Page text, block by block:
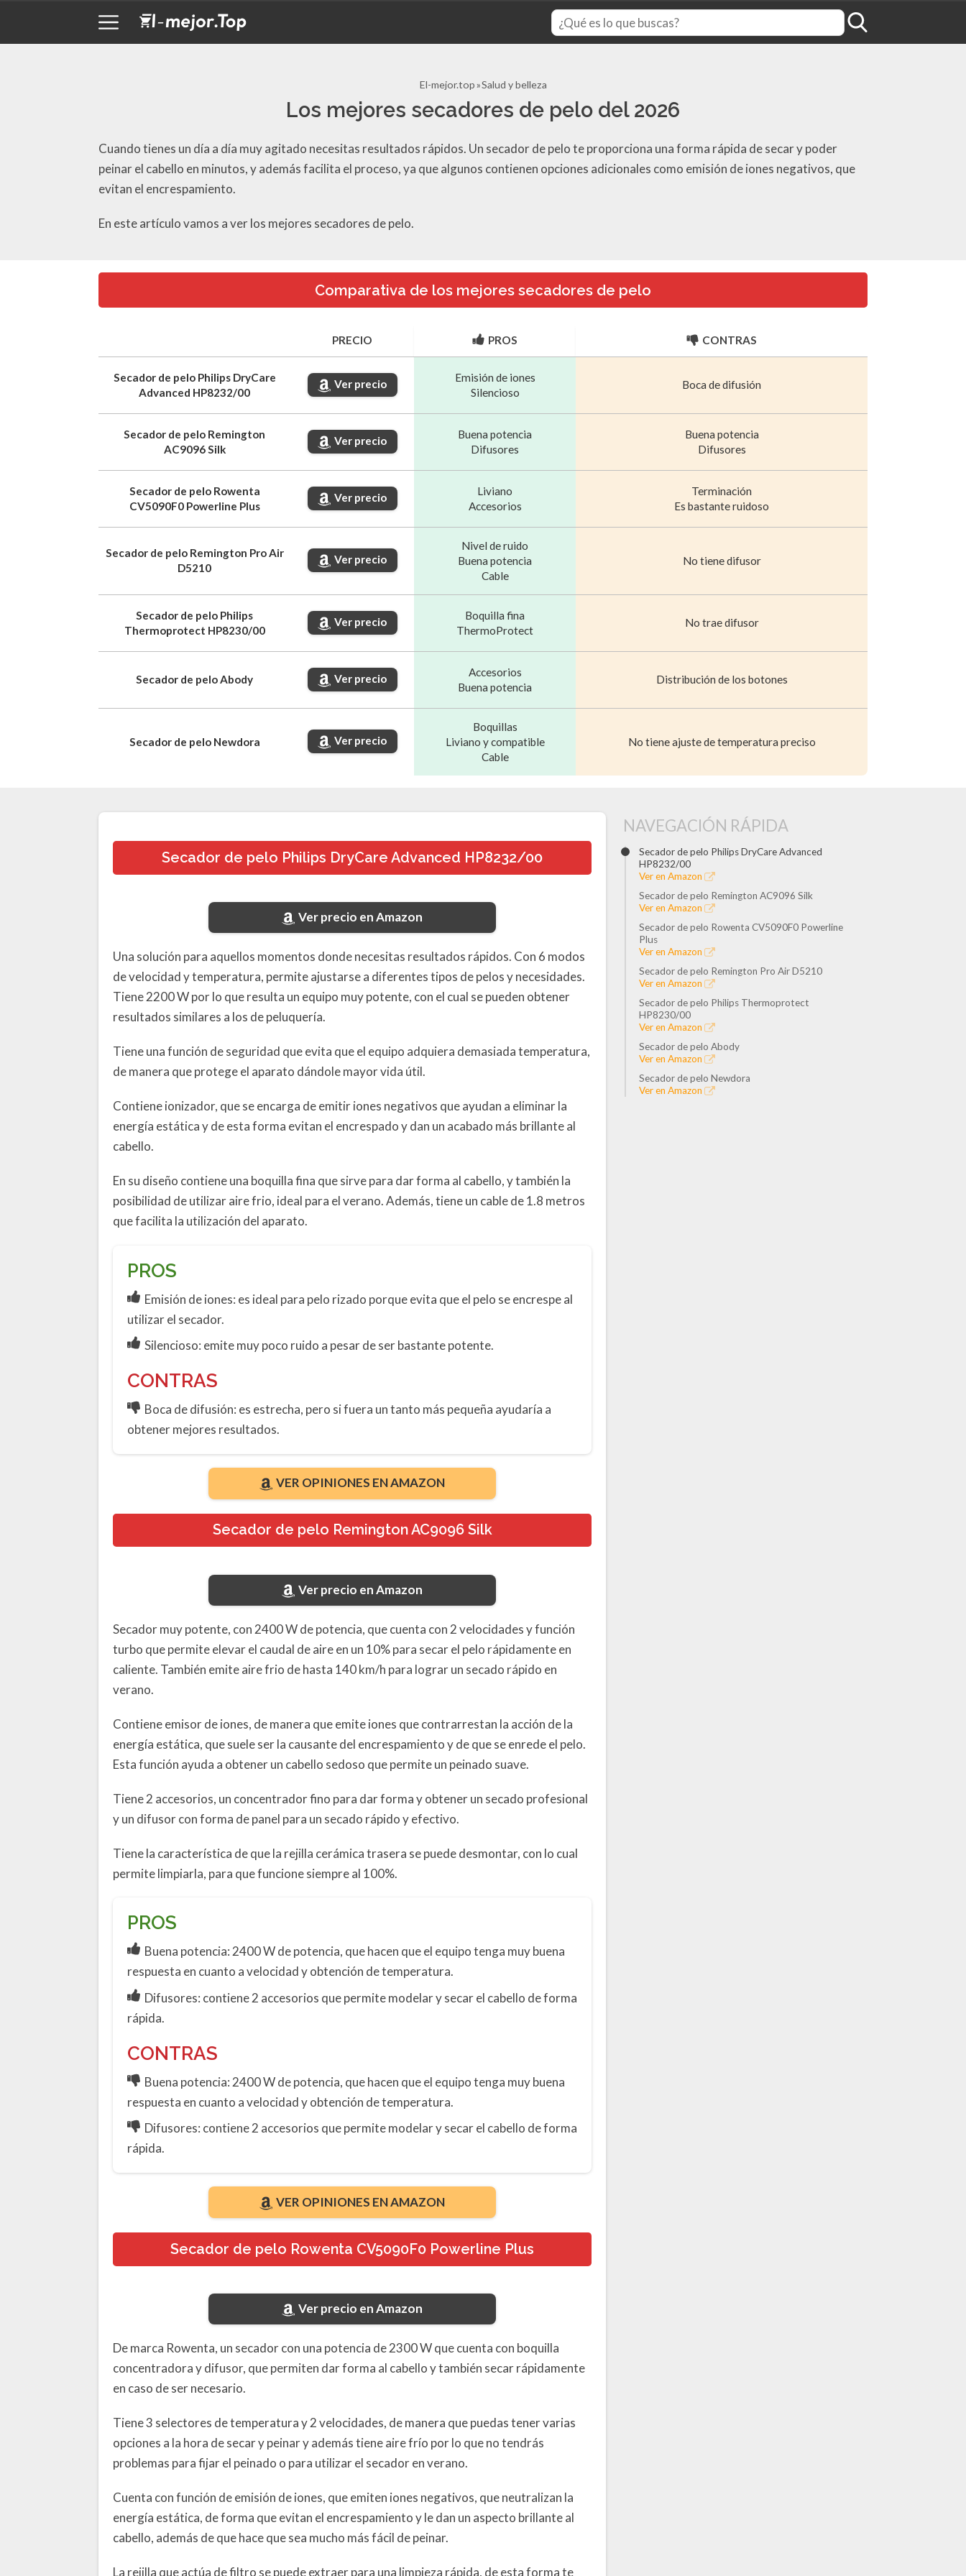
El-mejor.top Salud y belleza
Los mejores secadores de pelo del 2026
Cuando tienes un día a día muy agitado necesitas resultados rápidos. Un secador de pelo te proporciona una forma rápida de secar y poder
peinar el cabello en minutos, y además facilita el proceso, ya que algunos contienen opciones adicionales como emisión de iones negativos, que
evitan el encrespamiento.
En este artículo vamos a ver los mejores secadores de pelo.
Comparativa de los mejores secadores de pelo
PRECIO PROS CONTRAS
Secador de pelo Philips DryCare
Advanced HP8232/00
Ver precio
Emisión de iones
Silencioso
Boca de difusión
Secador de pelo Remington
AC9096 Silk
Ver precio
Buena potencia
Difusores
Buena potencia
Difusores
Secador de pelo Rowenta
CV5090F0 Powerline Plus
Ver precio
Liviano
Accesorios
Terminación
Es bastante ruidoso
Secador de pelo Remington Pro Air
D5210
Ver precio
Nivel de ruido
Buena potencia
Cable
No tiene difusor
Secador de pelo Philips
Thermoprotect HP8230/00
Ver precio
Boquilla fina
ThermoProtect
No trae difusor
Secador de pelo Abody Ver precio
Accesorios
Buena potencia
Distribución de los botones
Secador de pelo Newdora Ver precio
Boquillas
Liviano y compatible
Cable
No tiene ajuste de temperatura preciso
NAVEGACIÓN RÁPIDA
Secador de pelo Philips DryCare Advanced
HP8232/00
Ver en Amazon
Secador de pelo Remington AC9096 Silk
Ver en Amazon
Secador de pelo Rowenta CV5090F0 Powerline
Plus
Ver en Amazon
Secador de pelo Remington Pro Air D5210
Ver en Amazon
Secador de pelo Philips Thermoprotect
HP8230/00
Ver en Amazon
Secador de pelo Abody
Ver en Amazon
Secador de pelo Newdora
Ver en Amazon
Secador de pelo Philips DryCare Advanced HP8232/00
Ver precio en Amazon
Una solución para aquellos momentos donde necesitas resultados rápidos. Con 6 modos
de velocidad y temperatura, permite ajustarse a diferentes tipos de pelos y necesidades.
Tiene 2200 W por lo que resulta un equipo muy potente, con el cual se pueden obtener
resultados similares a los de peluquería.
Tiene una función de seguridad que evita que el equipo adquiera demasiada temperatura,
de manera que protege el aparato dándole mayor vida útil.
Contiene ionizador, que se encarga de emitir iones negativos que ayudan a eliminar la
energía estática y de esta forma evitan el encrespado y dan un acabado más brillante al
cabello.
En su diseño contiene una boquilla fina que sirve para dar forma al cabello, y también la
posibilidad de utilizar aire frio, ideal para el verano. Además, tiene un cable de 1.8 metros
que facilita la utilización del aparato.
PROS
Emisión de iones: es ideal para pelo rizado porque evita que el pelo se encrespe al
utilizar el secador.
Silencioso: emite muy poco ruido a pesar de ser bastante potente.
CONTRAS
Boca de difusión: es estrecha, pero si fuera un tanto más pequeña ayudaría a
obtener mejores resultados.
VER OPINIONES EN AMAZON
Secador de pelo Remington AC9096 Silk
Ver precio en Amazon
Secador muy potente, con 2400 W de potencia, que cuenta con 2 velocidades y función
turbo que permite elevar el caudal de aire en un 10% para secar el pelo rápidamente en
caliente. También emite aire frio de hasta 140 km/h para lograr un secado rápido en
verano.
Contiene emisor de iones, de manera que emite iones que contrarrestan la acción de la
energía estática, que suele ser la causante del encrespamiento y de que se enrede el pelo.
Esta función ayuda a obtener un cabello sedoso que permite un peinado suave.
Tiene 2 accesorios, un concentrador fino para dar forma y obtener un secado profesional
y un difusor con forma de panel para un secado rápido y efectivo.
Tiene la característica de que la rejilla cerámica trasera se puede desmontar, con lo cual
permite limpiarla, para que funcione siempre al 100%.
PROS
Buena potencia: 2400 W de potencia, que hacen que el equipo tenga muy buena
respuesta en cuanto a velocidad y obtención de temperatura.
Difusores: contiene 2 accesorios que permite modelar y secar el cabello de forma
rápida.
CONTRAS
Buena potencia: 2400 W de potencia, que hacen que el equipo tenga muy buena
respuesta en cuanto a velocidad y obtención de temperatura.
Difusores: contiene 2 accesorios que permite modelar y secar el cabello de forma
rápida.
VER OPINIONES EN AMAZON
Secador de pelo Rowenta CV5090F0 Powerline Plus
Ver precio en Amazon
De marca Rowenta, un secador con una potencia de 2300 W que cuenta con boquilla
concentradora y difusor, que permiten dar forma al cabello y también secar rápidamente
en caso de ser necesario.
Tiene 3 selectores de temperatura y 2 velocidades, de manera que puedas tener varias
opciones a la hora de secar y peinar y además tiene aire frío por lo que no tendrás
problemas para fijar el peinado o para utilizar el secador en verano.
Cuenta con función de emisión de iones, que emiten iones negativos, que neutralizan la
energía estática, de forma que evitan el encrespamiento y le dan un aspecto brillante al
cabello, además de que hace que sea mucho más fácil de peinar.
La rejilla que actúa de filtro se puede extraer para una limpieza rápida, de esta forma te